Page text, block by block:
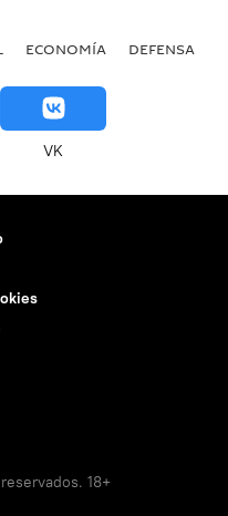
ECONOMÍA DEFENSA
VK
18+